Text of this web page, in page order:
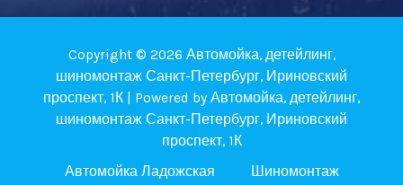
Copyright © 2026 Автомойка, детейлинг,
шиномонтаж Санкт-Петербург, Ириновский
проспект, 1К | Powered by Автомойка, детейлинг,
шиномонтаж Санкт-Петербург, Ириновский
проспект, 1К
Автомойка Ладожская
Шиномонтаж